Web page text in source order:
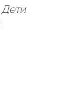
Дети